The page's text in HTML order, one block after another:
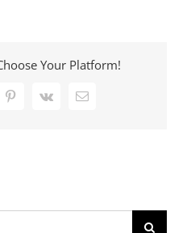
Your Platform!
Pinterest
Vk Email